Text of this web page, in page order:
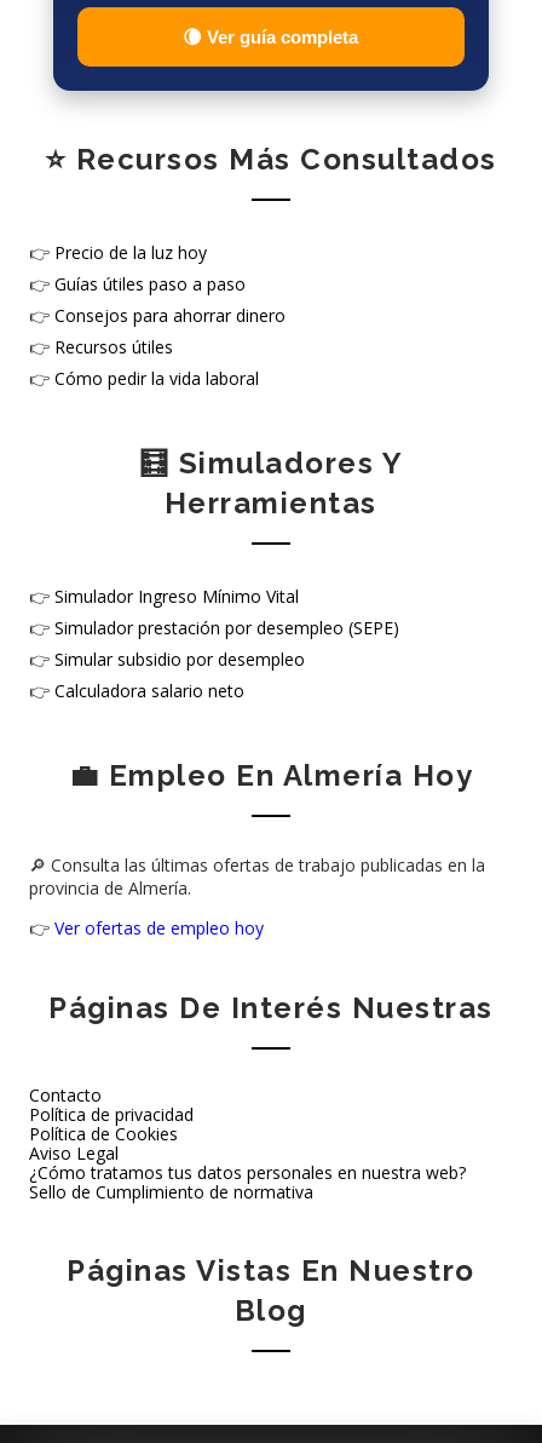
🌘 Ver guía completa
⭐ Recursos Más Consultados
👉 Precio de la luz hoy
👉 Guías útiles paso a paso
👉 Consejos para ahorrar dinero
👉 Recursos útiles
👉 Cómo pedir la vida laboral
🧮 Simuladores Y
Herramientas
👉 Simulador Ingreso Mínimo Vital
👉 Simulador prestación por desempleo (SEPE)
👉 Simular subsidio por desempleo
👉 Calculadora salario neto
💼 Empleo En Almería Hoy
🔎 Consulta las últimas ofertas de trabajo publicadas en la
provincia de Almería.
👉 Ver ofertas de empleo hoy
Páginas De Interés Nuestras
Contacto
Política de privacidad
Política de Cookies
Aviso Legal
¿Cómo tratamos tus datos personales en nuestra web?
Sello de Cumplimiento de normativa
Páginas Vistas En Nuestro
Blog